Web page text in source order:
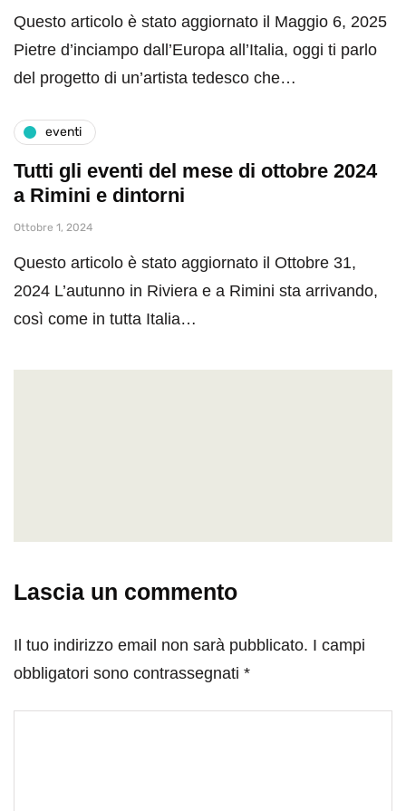
Questo articolo è stato aggiornato il Maggio 6, 2025
Pietre d’inciampo dall’Europa all’Italia, oggi ti parlo
del progetto di un’artista tedesco che…
eventi
Tutti gli eventi del mese di ottobre 2024
a Rimini e dintorni
Ottobre 1, 2024
Questo articolo è stato aggiornato il Ottobre 31,
2024 L’autunno in Riviera e a Rimini sta arrivando,
così come in tutta Italia…
Lascia un commento
Il tuo indirizzo email non sarà pubblicato. I campi
obbligatori sono contrassegnati *